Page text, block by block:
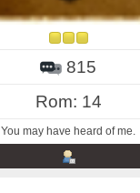
815
Rom: 14
You may have heard of me.